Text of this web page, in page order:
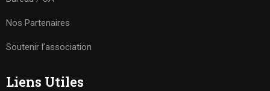
Nos Partenaires
Soutenir l’association
Liens Utiles